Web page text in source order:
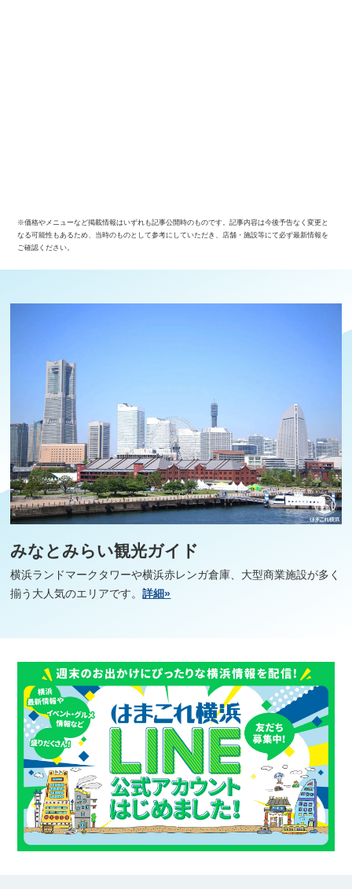
※価格やメニューなど掲載情報はいずれも記事公開時のものです。記事内容は今後予告なく変更と
なる可能性もあるため、当時のものとして参考にしていただき、店舗・施設等にて必ず最新情報を
ご確認ください。
みなとみらい観光ガイド
横浜ランドマークタワーや横浜赤レンガ倉庫、大型商業施設が多く
揃う大人気のエリアです。詳細»